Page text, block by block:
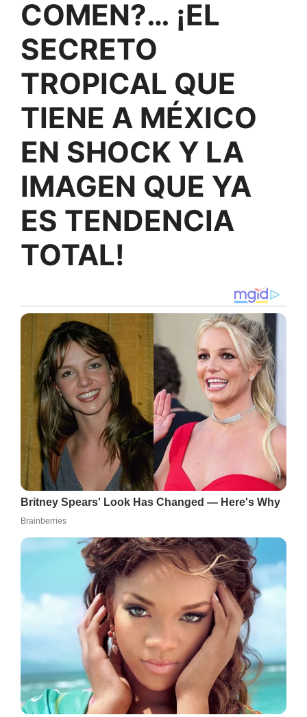
COMEN?… ¡EL
SECRETO
TROPICAL QUE
TIENE A MÉXICO
EN SHOCK Y LA
IMAGEN QUE YA
ES TENDENCIA
TOTAL!